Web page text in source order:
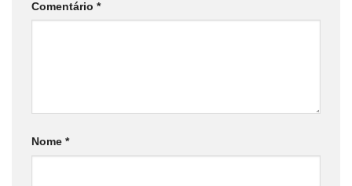
Comentário *
Nome *